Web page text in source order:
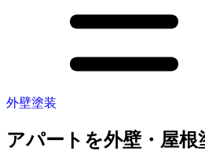
外壁塗装
アパートを外壁・屋根